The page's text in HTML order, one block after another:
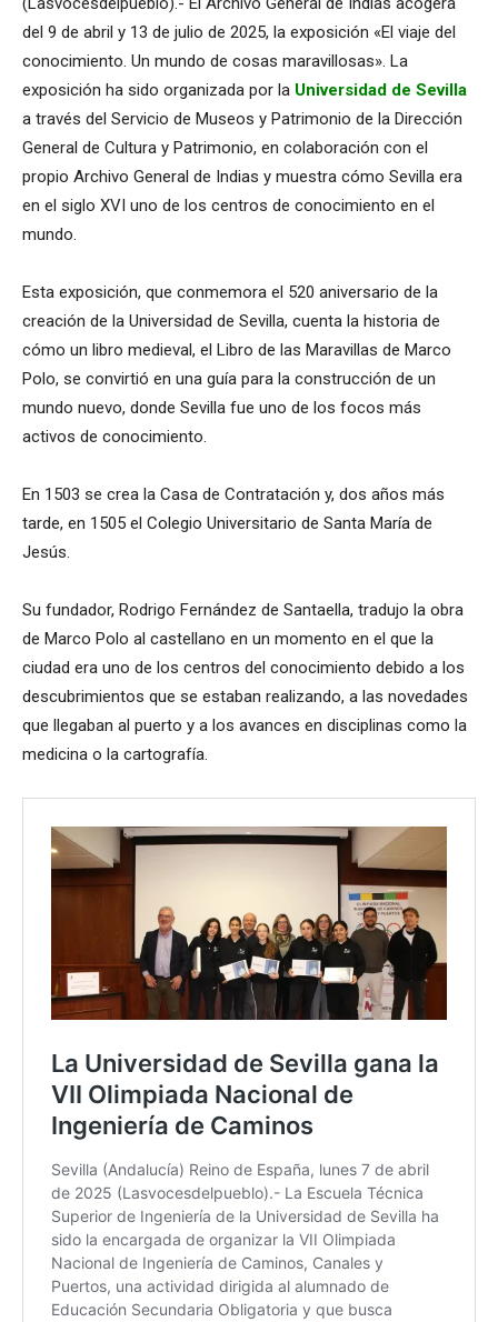
del 9 de abril y 13 de julio de 2025, la exposición «El viaje del
conocimiento. Un mundo de cosas maravillosas». La
exposición ha sido organizada por la Universidad de Sevilla
a través del Servicio de Museos y Patrimonio de la Dirección
General de Cultura y Patrimonio, en colaboración con el
propio Archivo General de Indias y muestra cómo Sevilla era
en el siglo XVI uno de los centros de conocimiento en el
mundo.
Esta exposición, que conmemora el 520 aniversario de la
creación de la Universidad de Sevilla, cuenta la historia de
cómo un libro medieval, el Libro de las Maravillas de Marco
Polo, se convirtió en una guía para la construcción de un
mundo nuevo, donde Sevilla fue uno de los focos más
activos de conocimiento.
En 1503 se crea la Casa de Contratación y, dos años más
tarde, en 1505 el Colegio Universitario de Santa María de
Jesús.
Su fundador, Rodrigo Fernández de Santaella, tradujo la obra
de Marco Polo al castellano en un momento en el que la
ciudad era uno de los centros del conocimiento debido a los
descubrimientos que se estaban realizando, a las novedades
que llegaban al puerto y a los avances en disciplinas como la
medicina o la cartografía.